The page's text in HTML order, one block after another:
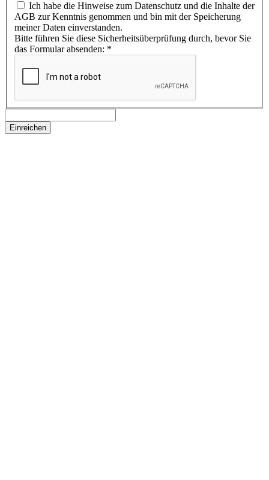
Ich habe die Hinweise zum Datenschutz und die Inhalte der
AGB zur Kenntnis genommen und bin mit der Speicherung
meiner Daten einverstanden.
Bitte führen Sie diese Sicherheitsüberprüfung durch, bevor Sie
das Formular absenden: *